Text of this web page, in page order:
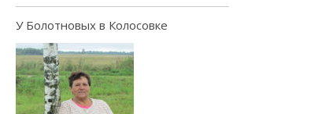
У Болотновых в Колосовке